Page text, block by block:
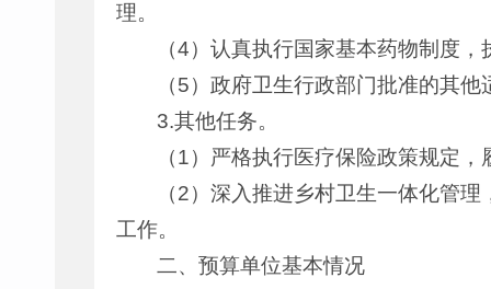
理。
（4）认真执行国家基本药物制度
（5）政府卫生行政部门批准的其
3.其他任务。
（1）严格执行医疗保险政策规定
（2）深入推进乡村卫生一体化管
工作。
二、预算单位基本情况